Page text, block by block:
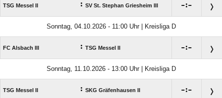
TSG Messel II : SV St. Stephan Griesheim III :
Sonntag, 04.10.2026 - 11:00 Uhr | Kreisliga D
FC Alsbach III : TSG Messel II :
Sonntag, 11.10.2026 - 13:00 Uhr | Kreisliga D
TSG Messel II : SKG Gräfenhausen II :